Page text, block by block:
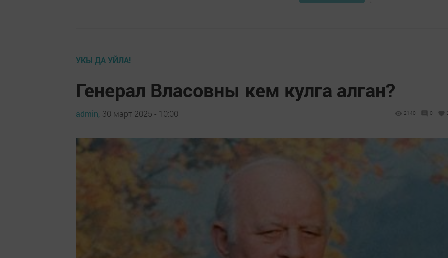
УКЫ ДА УЙЛА!
Генерал Власовны кем кулга алган?
admin, 30 март 2025 - 10:00 2140 0